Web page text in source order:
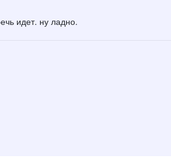
идет. ну ладно.